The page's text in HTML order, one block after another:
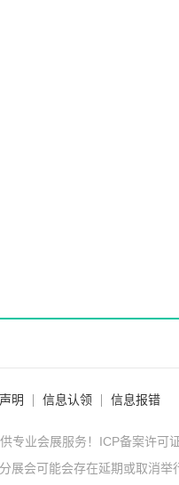
明 信息认领 信息报错
专业会展服务！ICP备案许可证
会可能会存在延期或取消举